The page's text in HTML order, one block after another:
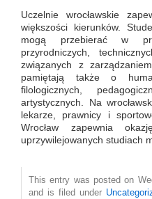
Uczelnie wrocławskie
większości kierunków.
mogą przebierać w
przyrodniczych,
związanych z
pamiętają także o
filologicznych,
artystycznych. Na
lekarze, prawnicy i
Wrocław zapewnia
uprzywilejowanych studiach
This entry was posted on
and is filed under